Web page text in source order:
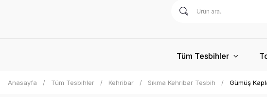
Tüm Tesbihler
Anasayfa Tüm Tesbihler Kehribar Sıkma Kehribar Tesbih Gümüş